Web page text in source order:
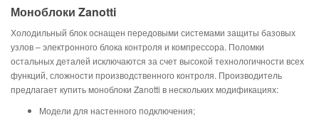
Моноблоки Zanotti
Холодильный блок оснащен передовыми системами защиты базовых
узлов – электронного блока контроля и компрессора. Поломки
остальных деталей исключаются за счет высокой технологичности всех
функций, сложности производственного контроля. Производитель
предлагает купить моноблоки Zanotti в нескольких модификациях:
Модели для настенного подключения;